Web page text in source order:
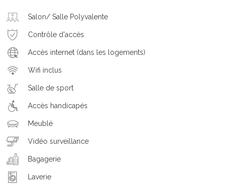
Salon/ Salle Polyvalente
Contrôle d'accès
Accès internet (dans les logements)
Wifi inclus
Salle de sport
Accès handicapés
Meublé
Vidéo surveillance
Bagagerie
Laverie